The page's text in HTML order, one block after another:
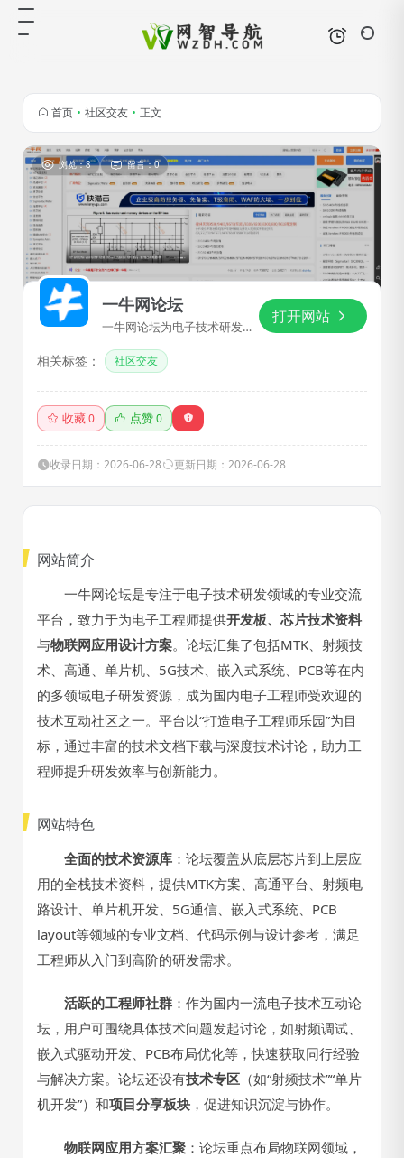
首页 • 社区交友 • 正文
浏览：8 留言：0
一牛网论坛
一牛网论坛为电子技术研发工
技术资料与物联网应用设计方
案,是国内一流电子工程师受欢
迎的互动交流论坛之一,汇集
MTK,射频技术,高通,单片机,5G
技术,嵌入式系统,PCB等电子研
发技术资料下载,努力打造电子
工程师乐园!
打开网站
相关标签： 社区交友
收藏0 点赞0
收录日期：2026-06-28 更新日期：2026-06-28
网站简介
一牛网论坛是专注于电子技术研发领域的专业交流
平台，致力于为电子工程师提供开发板、芯片技术资料
与物联网应用设计方案。论坛汇集了包括MTK、射频技
术、高通、单片机、5G技术、嵌入式系统、PCB等在内
的多领域电子研发资源，成为国内电子工程师受欢迎的
技术互动社区之一。平台以“打造电子工程师乐园”为目
标，通过丰富的技术文档下载与深度技术讨论，助力工
程师提升研发效率与创新能力。
网站特色
全面的技术资源库 ：论坛覆盖从底层芯片到上层应
用的全栈技术资料，提供MTK方案、高通平台、射频电
路设计、单片机开发、5G通信、嵌入式系统、PCB
layout等领域的专业文档、代码示例与设计参考，满足
工程师从入门到高阶的研发需求。
活跃的工程师社群 ：作为国内一流电子技术互动论
坛，用户可围绕具体技术问题发起讨论，如射频调试、
嵌入式驱动开发、PCB布局优化等，快速获取同行经验
与解决方案。论坛还设有技术专区 （如“射频技术”“单片
机开发”）和项目分享板块 ，促进知识沉淀与协作。
物联网应用方案汇聚 ：论坛重点布局物联网领域，